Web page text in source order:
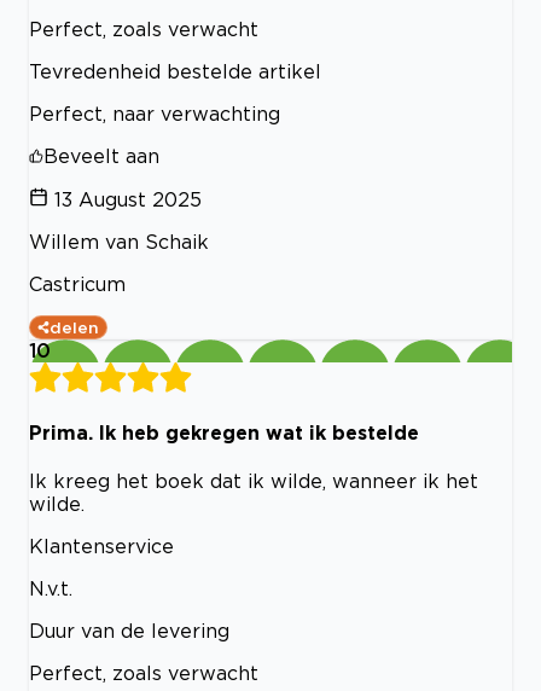
Perfect, zoals verwacht
Tevredenheid bestelde artikel
Perfect, naar verwachting
Beveelt aan
13 August 2025
Willem van Schaik
Castricum
delen
10
Prima. Ik heb gekregen wat ik bestelde
Ik kreeg het boek dat ik wilde, wanneer ik het
wilde.
Klantenservice
N.v.t.
Duur van de levering
Perfect, zoals verwacht